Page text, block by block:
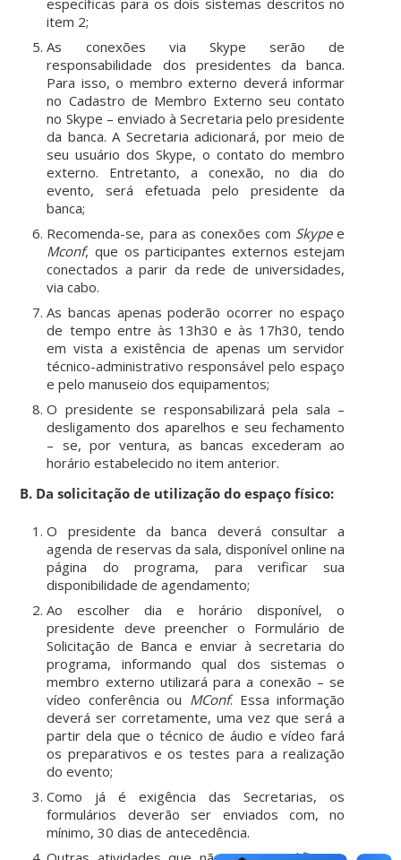
item 2;
As conexões via Skype serão de
responsabilidade dos presidentes da banca.
Para isso, o membro externo deverá informar
no Cadastro de Membro Externo seu contato
no Skype – enviado à Secretaria pelo presidente
da banca. A Secretaria adicionará, por meio de
seu usuário dos Skype, o contato do membro
externo. Entretanto, a conexão, no dia do
evento, será efetuada pelo presidente da
banca;
Recomenda-se, para as conexões com Skypee
Mconf, que os participantes externos estejam
conectados a parir da rede de universidades,
via cabo.
As bancas apenas poderão ocorrer no espaço
de tempo entre às 13h30 e às 17h30, tendo
em vista a existência de apenas um servidor
técnico-administrativo responsável pelo espaço
e pelo manuseio dos equipamentos;
O presidente se responsabilizará pela sala –
desligamento dos aparelhos e seu fechamento
– se, por ventura, as bancas excederam ao
horário estabelecido no item anterior.
B. Da solicitação de utilização do espaço físico:
O presidente da banca deverá consultar a
agenda de reservas da sala, disponível online na
página do programa, para verificar sua
disponibilidade de agendamento;
Ao escolher dia e horário disponível, o
presidente deve preencher o Formulário de
Solicitação de Banca e enviar à secretaria do
programa, informando qual dos sistemas o
membro externo utilizará para a conexão – se
vídeo conferência ou MConf. Essa informação
deverá ser corretamente, uma vez que será a
partir dela que o técnico de áudio e vídeo fará
os preparativos e os testes para a realização
do evento;
Como já é exigência das Secretarias, os
formulários deverão ser enviados com, no
mínimo, 30 dias de antecedência.